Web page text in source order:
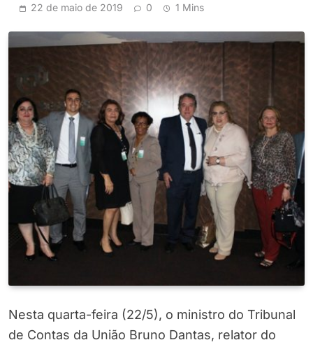
22 de maio de 2019 0 1 Mins
Nesta quarta-feira (22/5), o ministro do Tribunal
de Contas da União Bruno Dantas, relator do